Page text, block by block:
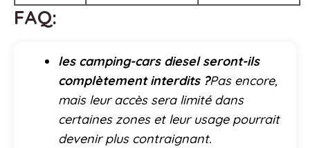
FAQ:
les camping-cars diesel seront-ils
complètement interdits ?Pas encore,
mais leur accès sera limité dans
certaines zones et leur usage pourrait
devenir plus contraignant.